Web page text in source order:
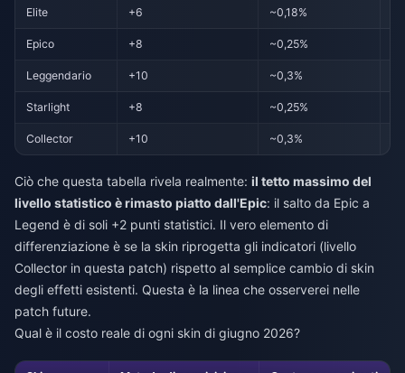
Elite +6 ~0,18%
Epico +8 ~0,25%
Leggendario +10 ~0,3%
Starlight +8 ~0,25%
Collector +10 ~0,3%
Ciò che questa tabella rivela realmente: il tetto massimo del
livello statistico è rimasto piatto dall'Epic: il salto da Epic a
Legend è di soli +2 punti statistici. Il vero elemento di
differenziazione è se la skin riprogetta gli indicatori (livello
Collector in questa patch) rispetto al semplice cambio di skin
degli effetti esistenti. Questa è la linea che osserverei nelle
patch future.
Qual è il costo reale di ogni skin di giugno 2026?